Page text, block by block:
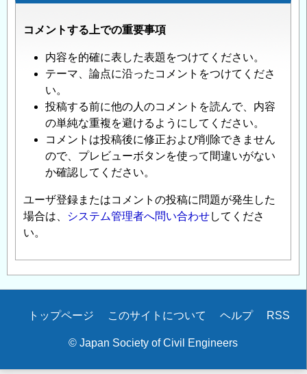
コメントする上での重要事項
内容を的確に表した表題をつけてください。
テーマ、論点に沿ったコメントをつけてくださ
い。
投稿する前に他の人のコメントを読んで、内容
の単純な重複を避けるようにしてください。
コメントは投稿後に修正および削除できません
ので、プレビューボタンを使って間違いがない
か確認してください。
ユーザ登録またはコメントの投稿に問題が発生した
場合は、
システム管理者へ問い合わせしてくださ
い。
Secondary
トップページ このサイトについて ヘルプ RSS
© Japan Society of Civil Engineers